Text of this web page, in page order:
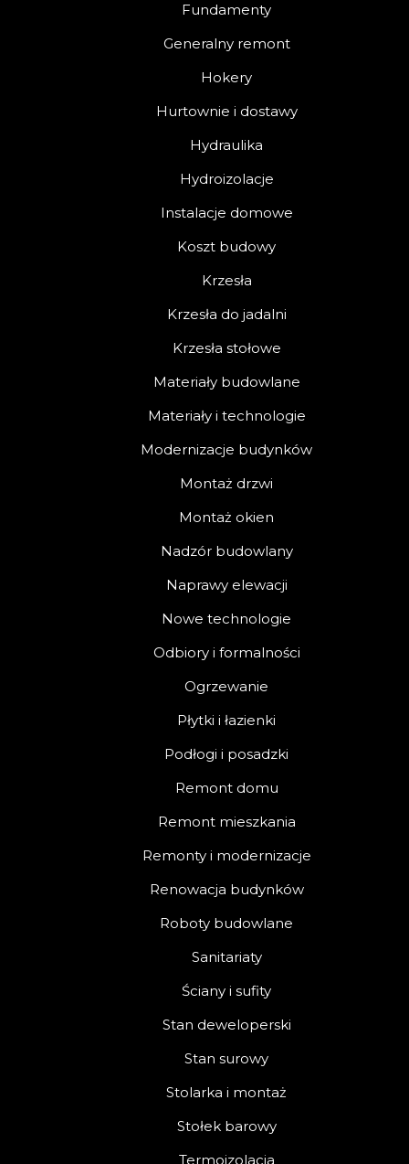
Fundamenty
Generalny remont
Hokery
Hurtownie i dostawy
Hydraulika
Hydroizolacje
Instalacje domowe
Koszt budowy
Krzesła
Krzesła do jadalni
Krzesła stołowe
Materiały budowlane
Materiały i technologie
Modernizacje budynków
Montaż drzwi
Montaż okien
Nadzór budowlany
Naprawy elewacji
Nowe technologie
Odbiory i formalności
Ogrzewanie
Płytki i łazienki
Podłogi i posadzki
Remont domu
Remont mieszkania
Remonty i modernizacje
Renowacja budynków
Roboty budowlane
Sanitariaty
Ściany i sufity
Stan deweloperski
Stan surowy
Stolarka i montaż
Stołek barowy
Termoizolacja